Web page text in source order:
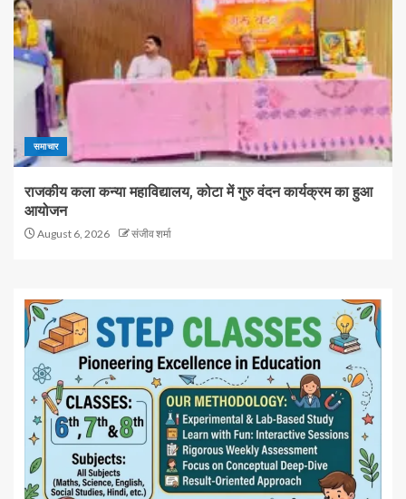
समाचार
राजकीय कला कन्या महाविद्यालय, कोटा में गुरु वंदन कार्यक्रम का हुआ
आयोजन
August 6, 2026 संजीव शर्मा